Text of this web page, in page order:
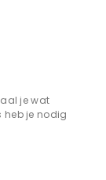
je wat
heb je nodig